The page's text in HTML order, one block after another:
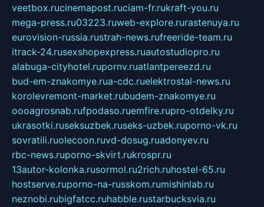
veetbox.rucinemapost.ruciam-fr.rukraft-you.ru
mega-press.ru03223.ruweb-explore.rurastenuya.ru
eurovision-russia.rustrah-news.rufreeride-team.ru
itrack-24.rusexshopexpress.ruautostudiopro.ru
alabuga-cityhotel.rupornv.ruatlantpereezd.ru
bud-em-znakomye.rua-cdc.ruelektrostal-news.ru
korolevremont-market.rubudem-znakomye.ru
oooagrosnab.rufpodaso.ruemfire.rupro-otdelky.ru
ukrasotki.ruseksuzbek.ruseks-uzbek.ruporno-vk.ru
sovratili.ruolecoon.ruvd-dosug.ruadonyev.ru
rbc-news.ruporno-skvirt.rukrospr.ru
13autor-kolonka.rusormol.ru2rich.ruhostel-65.ru
hostserve.ruporno-na-russkom.rumishinlab.ru
neznobi.rubigfatcc.ruhabble.rustarbucksvia.ru